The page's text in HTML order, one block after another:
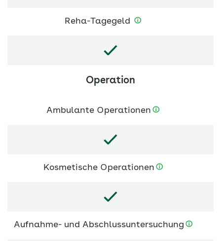
Reha-Tagegeld
Operation
Ambulante Operationen
Kosmetische Operationen
Aufnahme- und Abschlussuntersuchung